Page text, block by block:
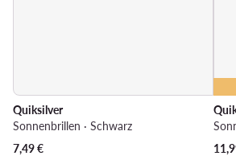
Quiksilver
Sonnenbrillen · Schwarz
7,49€